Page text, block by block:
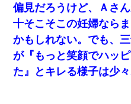
夫に癌の余命宣告。その闘病中
けた
私「まとめ買いして冷凍スト
レ！」私「なんでよ」Ａ「ケ
凸してきた
偏見だろうけど、Ａさ
十そこそこの妊婦なら
かもしれない。でも、
が『もっと笑顔でハッ
た』とキレる様子は少々